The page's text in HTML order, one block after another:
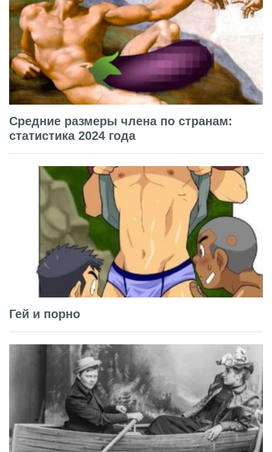
Средние размеры члена по странам:
статистика 2024 года
Гей и порно